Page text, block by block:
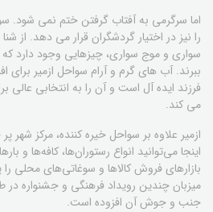
اما سرگرمی به آفتاب گرفتن ختم نمی شود.
را نیز در اختیار گردشگران قرار می دهد. از
سواری و موج سواری، چیزهایی وجود دارد
ببرند. آب های گرم و آرام سواحل ازمیر برای
فرزند ایده آل است و آن را به انتخابی عالی
می کند.
ازمیر علاوه بر سواحل خیره کننده، مرکز
اینجا می‌توانید انواع رستوران‌ها، کافه‌ها و
بازارهای فروش کالاها و سوغاتی‌های محلی
میزبان چندین رویداد فرهنگی و جشنواره
جنب و جوش آن افزوده است.